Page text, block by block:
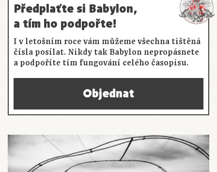
Předplaťte si Babylon,
a tím ho podpořte!
I v letošním roce vám můžeme všechna tištěná
čísla posílat. Nikdy tak Babylon nepropásnete
a podpoříte tím fungování celého časopisu.
Objednat